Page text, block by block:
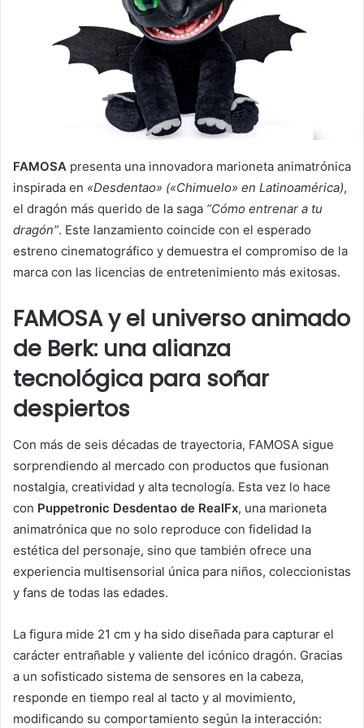
m
a
i
l
FAMOSA presenta una innovadora marioneta animatrónica
inspirada en «Desdentao» («Chimuelo» en Latinoamérica),
el dragón más querido de la saga “Cómo entrenar a tu
dragón”. Este lanzamiento coincide con el esperado
estreno cinematográfico y demuestra el compromiso de la
marca con las licencias de entretenimiento más exitosas.
FAMOSA y el universo animado
de Berk: una alianza
tecnológica para soñar
despiertos
Con más de seis décadas de trayectoria, FAMOSA sigue
sorprendiendo al mercado con productos que fusionan
nostalgia, creatividad y alta tecnología. Esta vez lo hace
con Puppetronic Desdentao de RealFx, una marioneta
animatrónica que no solo reproduce con fidelidad la
estética del personaje, sino que también ofrece una
experiencia multisensorial única para niños, coleccionistas
y fans de todas las edades.
La figura mide 21 cm y ha sido diseñada para capturar el
carácter entrañable y valiente del icónico dragón. Gracias
a un sofisticado sistema de sensores en la cabeza,
responde en tiempo real al tacto y al movimiento,
modificando su comportamiento según la interacción: